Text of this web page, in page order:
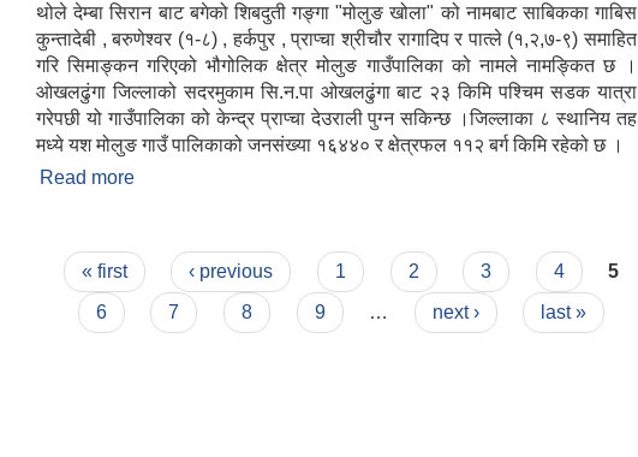
थोले देम्बा सिरान बाट बगेको शिबदुती गङ्गा "मोलुङ खोला" को नामबाट साबिकका गाबिस
कुन्तादेबी , बरुणेश्वर (१-८) , हर्कपुर , प्राप्चा श्रीचौर रागादिप र पात्ले (१,२,७-९) समाहित
गरि सिमाङ्कन गरिएको भौगोलिक क्षेत्र मोलुङ गाउँपालिका को नामले नामङ्कित छ ।
ओखलढुंगा जिल्लाको सदरमुकाम सि.न.पा ओखलढुंगा बाट २३ किमि पश्चिम सडक यात्रा
गरेपछी यो गाउँपालिका को केन्द्र प्राप्चा देउराली पुग्न सकिन्छ ।जिल्लाका ८ स्थानिय तह
मध्ये यश मोलुङ गाउँ पालिकाको जनसंख्या १६४४० र क्षेत्रफल ११२ बर्ग किमि रहेको छ ।
Read more
Pages
« first ‹ previous 1 2 3 4
5
6
7 8 9 … next › last »